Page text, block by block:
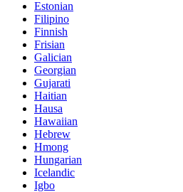
Estonian
Filipino
Finnish
Frisian
Galician
Georgian
Gujarati
Haitian
Hausa
Hawaiian
Hebrew
Hmong
Hungarian
Icelandic
Igbo